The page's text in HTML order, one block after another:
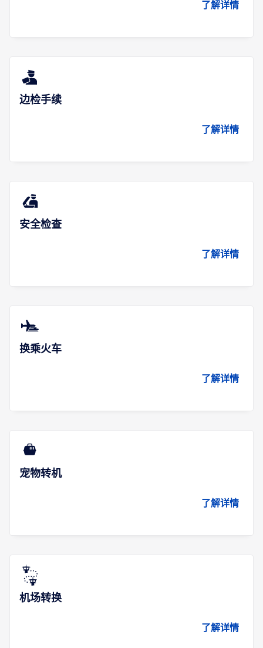
了解详情
边检手续
了解详情
安全检查
了解详情
换乘火车
了解详情
宠物转机
了解详情
机场转换
了解详情